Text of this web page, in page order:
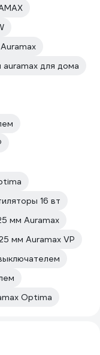
для дома
16 вт
мм Auramax
мм Auramax VP
Optima